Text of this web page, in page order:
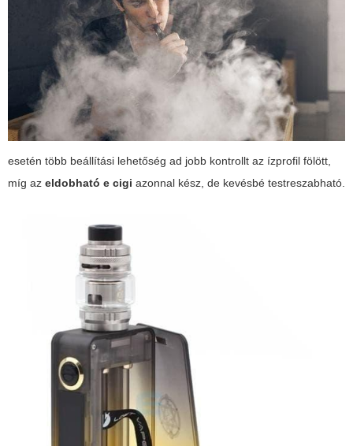
esetén több beállítási lehetőség ad jobb kontrollt az ízprofil fölött,
míg az eldobható e cigi azonnal kész, de kevésbé testreszabható.